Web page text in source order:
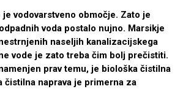
vodovarstveno območje. Zato je
voda postalo nujno. Marsikje
naseljih kanalizacijskega
vode je zato treba čim bolj prečistiti.
prav temu, je biološka čistilna
čistilna naprava je primerna za